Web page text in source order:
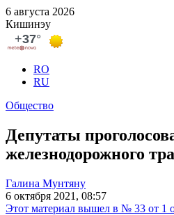
6 августа 2026
Кишинэу
RO
RU
Общество
Депутаты
железнодорожного
Галина Мунтяну
6 октября 2021, 08:57
Этот материал вышел в № 33 от 1